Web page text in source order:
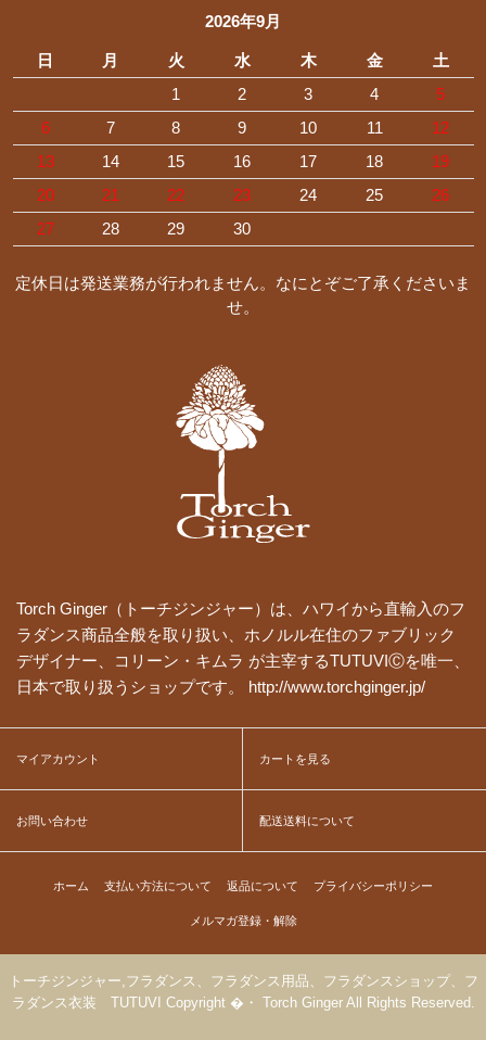
2026年9月
日 月 火 水 木 金
土
1
2 3 4
5
6
7 8 9 10 11
12
13
14 15 16 17 18
19
20
21 22 23 24 25
26
27
28 29 30
定休日は発送業務が行われません。なにとぞご了承くださいま
せ。
Torch Ginger（トーチジンジャー）は、ハワイから直輸入のフ
ラダンス商品全般を取り扱い、ホノルル在住のファブリック
デザイナー、コリーン・キムラ が主宰するTUTUVIⒸを唯一、
日本で取り扱うショップです。 http://www.torchginger.jp/
マイアカウント カートを見る
お問い合わせ 配送送料について
ホーム 支払い方法について 返品について プライバシーポリシー
メルマガ登録・解除
トーチジンジャー,フラダンス、フラダンス用品、フラダンスショップ、フ
ラダンス衣装 TUTUVI Copyright �・ Torch Ginger All Rights Reserved.